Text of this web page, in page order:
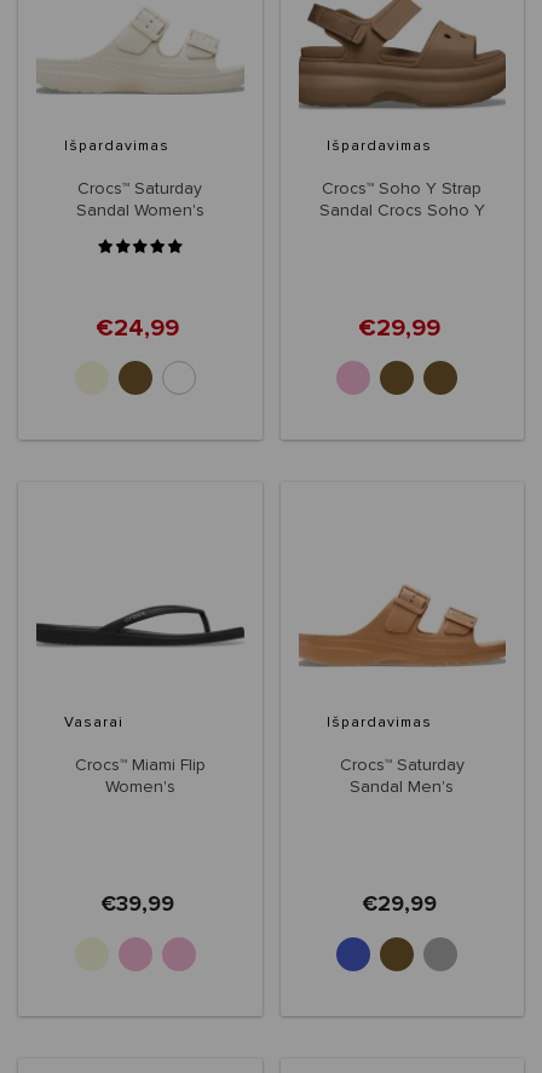
Išpardavimas
Crocs™ Saturday
Sandal Women's
€24,99
Išpardavimas
Crocs™ Soho Y Strap
Sandal Crocs Soho Y
€29,99
Vasarai
Crocs™ Miami Flip
Women's
€39,99
Išpardavimas
Crocs™ Saturday
Sandal Men's
€29,99